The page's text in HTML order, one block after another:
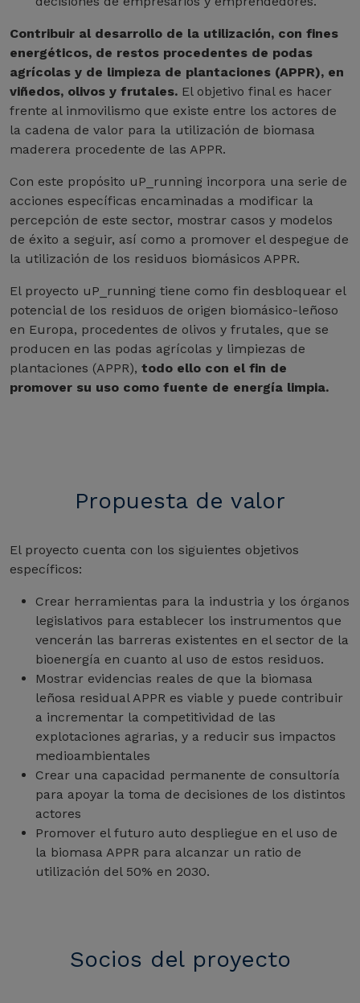
Contribuir al desarrollo de la utilización, con fines
energéticos, de restos procedentes de podas
agrícolas y de limpieza de plantaciones (APPR), en
viñedos, olivos y frutales. El objetivo final es hacer
frente al inmovilismo que existe entre los actores de
la cadena de valor para la utilización de biomasa
maderera procedente de las APPR.
Con este propósito uP_running incorpora una serie de
acciones específicas encaminadas a modificar la
percepción de este sector, mostrar casos y modelos
de éxito a seguir, así como a promover el despegue de
la utilización de los residuos biomásicos APPR.
El proyecto uP_running tiene como fin desbloquear el
potencial de los residuos de origen biomásico-leñoso
en Europa, procedentes de olivos y frutales, que se
producen en las podas agrícolas y limpiezas de
plantaciones (APPR), todo ello con el fin de
promover su uso como fuente de energía limpia.
Propuesta de valor
El proyecto cuenta con los siguientes objetivos
específicos:
Crear herramientas para la industria y los órganos
legislativos para establecer los instrumentos que
vencerán las barreras existentes en el sector de la
bioenergía en cuanto al uso de estos residuos.
Mostrar evidencias reales de que la biomasa
leñosa residual APPR es viable y puede contribuir
a incrementar la competitividad de las
explotaciones agrarias, y a reducir sus impactos
medioambientales
Crear una capacidad permanente de consultoría
para apoyar la toma de decisiones de los distintos
actores
Promover el futuro auto despliegue en el uso de
la biomasa APPR para alcanzar un ratio de
utilización del 50% en 2030.
Socios del proyecto